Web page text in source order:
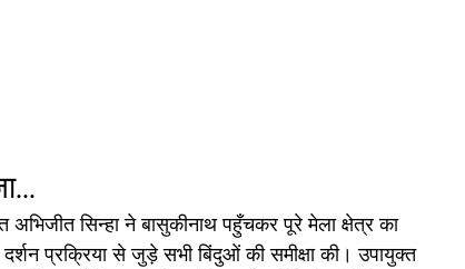
सिन्हा ने बासुकीनाथ पहुँचकर पूरे मेला क्षेत्र का
प्रक्रिया से जुड़े सभी बिंदुओं की समीक्षा की। उपायुक्त